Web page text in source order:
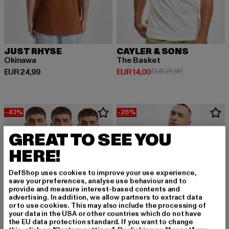
JUST RHYSE
Okinawa
EUR 24,99
Derzeitiger Preis: EUR 24,99
CAYLER & SONS
The Basket
EUR 14,00
Derzeitiger Preis: EUR 14,00
EUR 27,99Aktionspreis:
-43% -28%
GREAT TO SEE YOU
HERE!
DefShop uses cookies to improve your use experience,
save your preferences, analyse use behaviour and to
provide and measure interest-based contents and
advertising. In addition, we allow partners to extract data
or to use cookies. This may also include the processing of
your data in the USA or other countries which do not have
the EU data protection standard. If you want to change